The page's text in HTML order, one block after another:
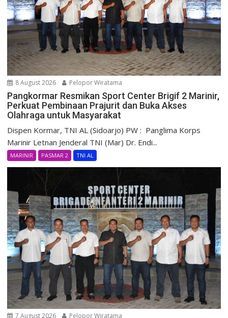
8 August 2026 Pelopor Wiratama
Pangkormar Resmikan Sport Center Brigif 2 Marinir,
Perkuat Pembinaan Prajurit dan Buka Akses
Olahraga untuk Masyarakat
Dispen Kormar, TNI AL (Sidoarjo) PW : Panglima Korps
Marinir Letnan Jenderal TNI (Mar) Dr. Endi...
MARINIR PASMAR 2 TNI AL
7 August 2026 Pelopor Wiratama